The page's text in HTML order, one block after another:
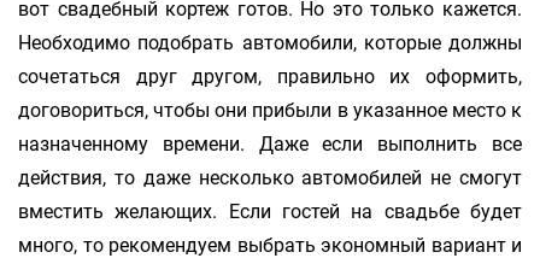
вот свадебный кортеж готов. Но это только кажется.
Необходимо подобрать автомобили, которые должны
сочетаться друг другом, правильно их оформить,
договориться, чтобы они прибыли в указанное место к
назначенному времени. Даже если выполнить все
действия, то даже несколько автомобилей не смогут
вместить желающих. Если гостей на свадьбе будет
много, то рекомендуем выбрать экономный вариант и